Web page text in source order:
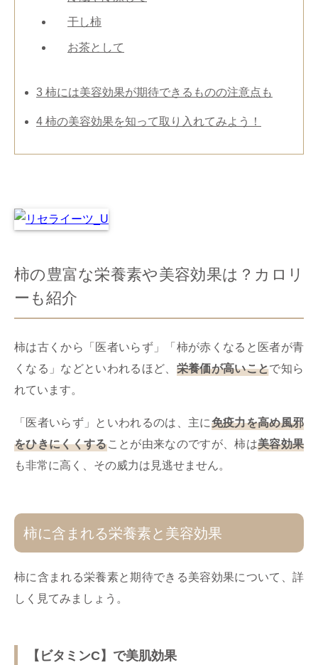
干し柿
お茶として
3 柿には美容効果が期待できるものの注意点も
4 柿の美容効果を知って取り入れてみよう！
柿の豊富な栄養素や美容効果は？カロリ
ーも紹介
柿は古くから「医者いらず」「柿が赤くなると医者が青
くなる」などといわれるほど、 栄養価が高いことで知ら
れています。
「医者いらず」といわれるのは、主に免疫力を高め風邪
をひきにくくすることが由来なのですが、柿は美容効果
も非常に高く、その威力は見逃せません。
柿に含まれる栄養素と美容効果
柿に含まれる栄養素と期待できる美容効果について、詳
しく見てみましょう。
【ビタミンC】で美肌効果